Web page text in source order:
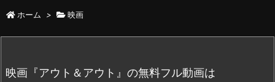
ホーム > 映画
映画『アウト＆アウト』の無料フル動画は